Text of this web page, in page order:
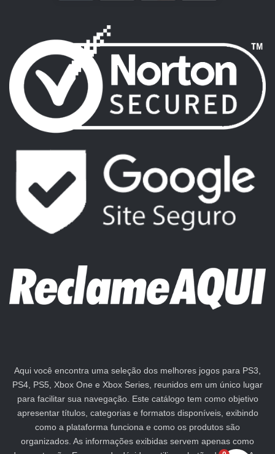
Aqui você encontra uma seleção dos melhores jogos para PS3,
PS4, PS5, Xbox One e Xbox Series, reunidos em um único lugar
para facilitar sua navegação. Este catálogo tem como objetivo
apresentar títulos, categorias e formatos disponíveis, exibindo
como a plataforma funciona e como os produtos são
organizados. As informações exibidas servem apenas como